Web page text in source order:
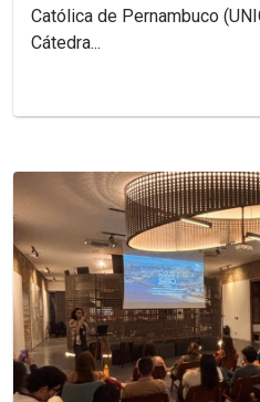
Católica de Pernambuco
Cátedra...